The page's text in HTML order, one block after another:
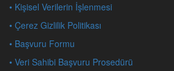
• Kişisel Verilerin İşlenmesi
• Çerez Gizlilik Politikası
• Başvuru Formu
• Veri Sahibi Başvuru Prosedürü